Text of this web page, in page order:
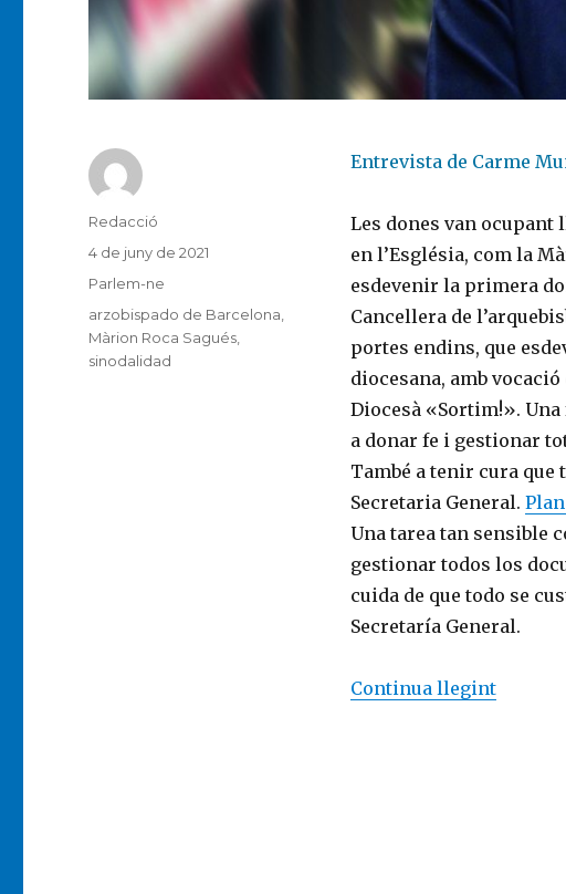
Entrevista de Carme
Les dones van
en l’Església, com la
esdevenir la primera
Cancellera de
portes endins, que
diocesana, amb
Diocesà «Sortim!».
a donar fe i gestionar
També a tenir cura
Secretaria General.
Una tarea tan sensible
gestionar todos los
cuida de que todo se
Secretaría General.
Continua llegint
Autor
Redacció
Publicat
el
4 de juny de 2021
Categories
Parlem-ne
Etiquetes
arzobispado de Barcelona,
Màrion Roca Sagués,
sinodalidad